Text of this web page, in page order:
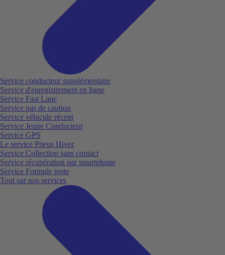
Service conducteur supplémentaire
Service d'enregistrement en ligne
Service Fast Lane
Service pas de caution
Service véhicule récent
Service Jeune Conducteur
Service GPS
Le service Pneus Hiver
Service Collection sans contact
Service récupération par smartphone
Service Formule tente
Tout sur nos services